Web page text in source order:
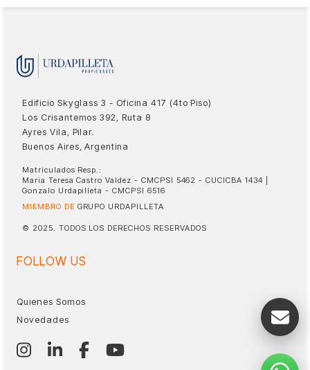
Edificio Skyglass 3 - Oficina 417 (4to Piso)
Los Crisantemos 392, Ruta 8
Ayres Vila, Pilar.
Buenos Aires, Argentina
Matriculados Resp.:
Maria Teresa Castro Valdez - CMCPSI 5462 - CUCICBA 1434 |
Gonzalo Urdapilleta - CMCPSI 6516
MIEMBRO DE GRUPO URDAPILLETA
© 2025. TODOS LOS DERECHOS RESERVADOS
FOLLOW US
Quienes Somos
Novedades